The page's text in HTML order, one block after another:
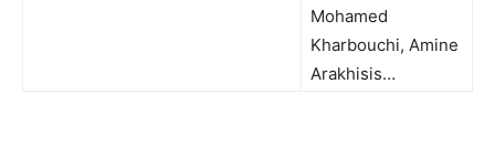
Mohamed
Kharbouchi, Amine
Arakhisis…